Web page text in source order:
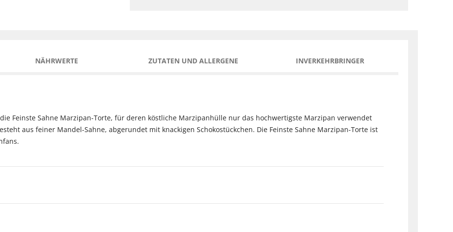
NÄHRWERTE ZUTATEN UND ALLERGENE INVERKEHRBRINGER
Feinste Sahne Marzipan-Torte, für deren köstliche Marzipanhülle nur das hochwertigste Marzipan verwendet
aus feiner Mandel-Sahne, abgerundet mit knackigen Schokostückchen. Die Feinste Sahne Marzipan-Torte ist